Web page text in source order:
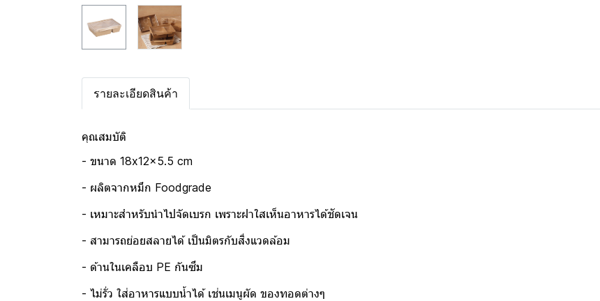
รายละเอียดสินค้า
คุณสมบัติ
- ขนาด 18x12x5.5 cm
- ผลิตจากหมึก Foodgrade
- เหมาะสำหรับนำไปจัดเบรก เพราะฝาใสเห็นอาหารได้ชัดเจน
- สามารถย่อยสลายได้ เป็นมิตรกับสิ่งแวดล้อม
- ด้านในเคลือบ PE กันซึม
- ไม่รั่ว ใส่อาหารแบบน้ำได้ เช่นเมนูผัด ของทอดต่างๆ